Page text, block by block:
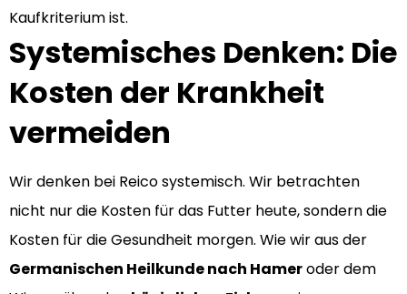
Kaufkriterium ist.
Systemisches Denken: Die
Kosten der Krankheit
vermeiden
Wir denken bei Reico systemisch. Wir betrachten
nicht nur die Kosten für das Futter heute, sondern die
Kosten für die Gesundheit morgen. Wie wir aus der
Germanischen Heilkunde nach Hameroder dem